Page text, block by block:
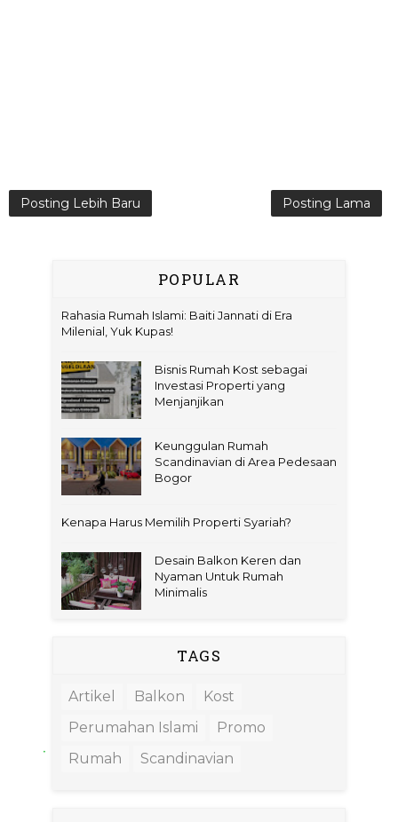
Posting Lebih Baru Posting Lama
POPULAR
Rahasia Rumah Islami: Baiti Jannati di Era
Milenial, Yuk Kupas!
Bisnis Rumah Kost sebagai
Investasi Properti yang
Menjanjikan
Keunggulan Rumah
Scandinavian di Area Pedesaan
Bogor
Kenapa Harus Memilih Properti Syariah?
Desain Balkon Keren dan
Nyaman Untuk Rumah
Minimalis
TAGS
Artikel Balkon
Kost
Perumahan Islami
Promo
Rumah
Scandinavian